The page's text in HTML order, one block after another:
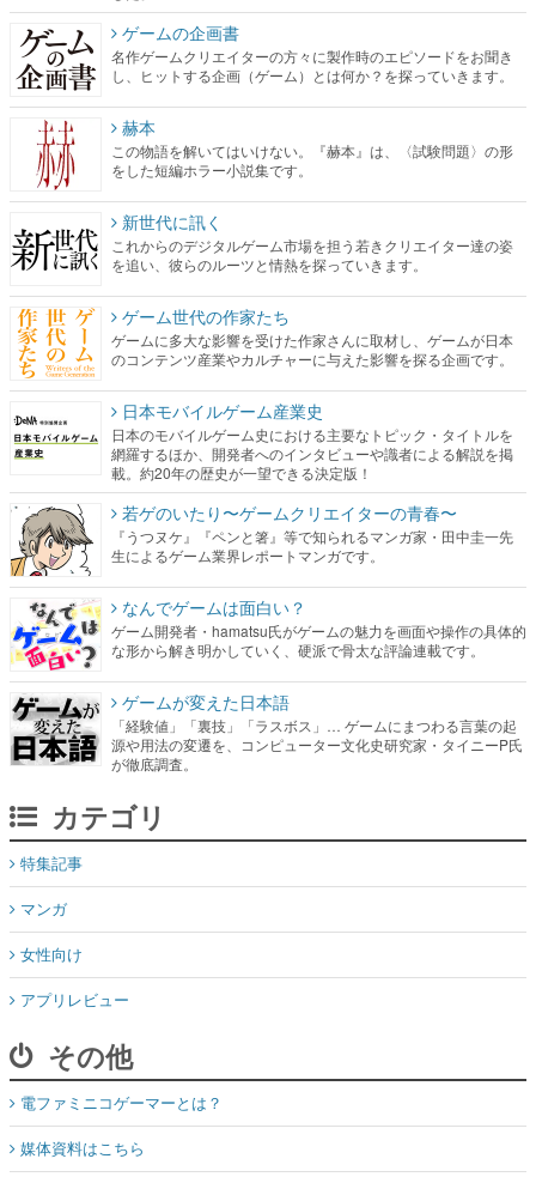
ゲームの企画書
名作ゲームクリエイターの方々に製作時のエピソードをお聞き
し、ヒットする企画（ゲーム）とは何か？を探っていきます。
赫本
この物語を解いてはいけない。『赫本』は、〈試験問題〉の形
をした短編ホラー小説集です。
新世代に訊く
これからのデジタルゲーム市場を担う若きクリエイター達の姿
を追い、彼らのルーツと情熱を探っていきます。
ゲーム世代の作家たち
ゲームに多大な影響を受けた作家さんに取材し、ゲームが日本
のコンテンツ産業やカルチャーに与えた影響を探る企画です。
日本モバイルゲーム産業史
日本のモバイルゲーム史における主要なトピック・タイトルを
網羅するほか、開発者へのインタビューや識者による解説を掲
載。約20年の歴史が一望できる決定版！
若ゲのいたり〜ゲームクリエイターの青春〜
『うつヌケ』『ペンと箸』等で知られるマンガ家・田中圭一先
生によるゲーム業界レポートマンガです。
なんでゲームは面白い？
ゲーム開発者・hamatsu氏がゲームの魅力を画面や操作の具体的
な形から解き明かしていく、硬派で骨太な評論連載です。
ゲームが変えた日本語
「経験値」「裏技」「ラスボス」… ゲームにまつわる言葉の起
源や用法の変遷を、コンピューター文化史研究家・タイニーP氏
が徹底調査。
カテゴリ
特集記事
マンガ
女性向け
アプリレビュー
その他
電ファミニコゲーマーとは？
媒体資料はこちら